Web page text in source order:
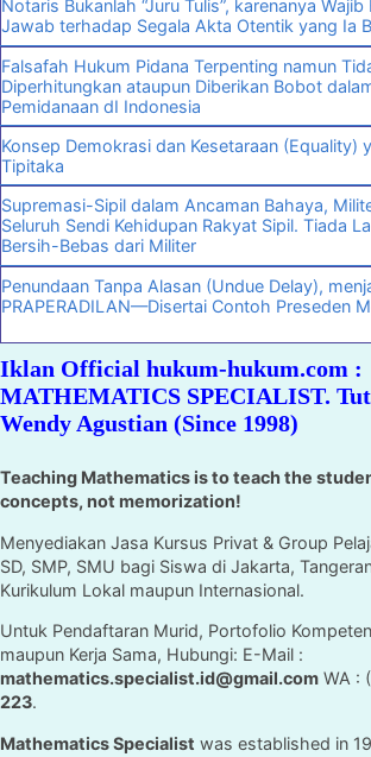
Notaris Bukanlah “Juru Tulis”, karenanya
Jawab terhadap Segala Akta Otentik yang Ia
Falsafah Hukum Pidana Terpenting namun
Diperhitungkan ataupun Diberikan Bobot
Pemidanaan dI Indonesia
Konsep Demokrasi dan Kesetaraan (Equality)
Tipitaka
Supremasi-Sipil dalam Ancaman Bahaya,
Seluruh Sendi Kehidupan Rakyat Sipil. Tiada
Bersih-Bebas dari Militer
Penundaan Tanpa Alasan (Undue Delay),
PRAPERADILAN—Disertai Contoh Preseden
Iklan Official hukum-hukum.com :
MATHEMATICS SPECIALIST.
Wendy Agustian (Since 1998)
Teaching Mathematics is to teach the
concepts, not memorization!
Menyediakan Jasa Kursus Privat & Group
SD, SMP, SMU bagi Siswa di Jakarta,
Kurikulum Lokal maupun Internasional.
Untuk Pendaftaran Murid, Portofolio
maupun Kerja Sama, Hubungi: E-Mail :
mathematics.specialist.id@gmail.com WA :
223.
Mathematics Specialist was established in